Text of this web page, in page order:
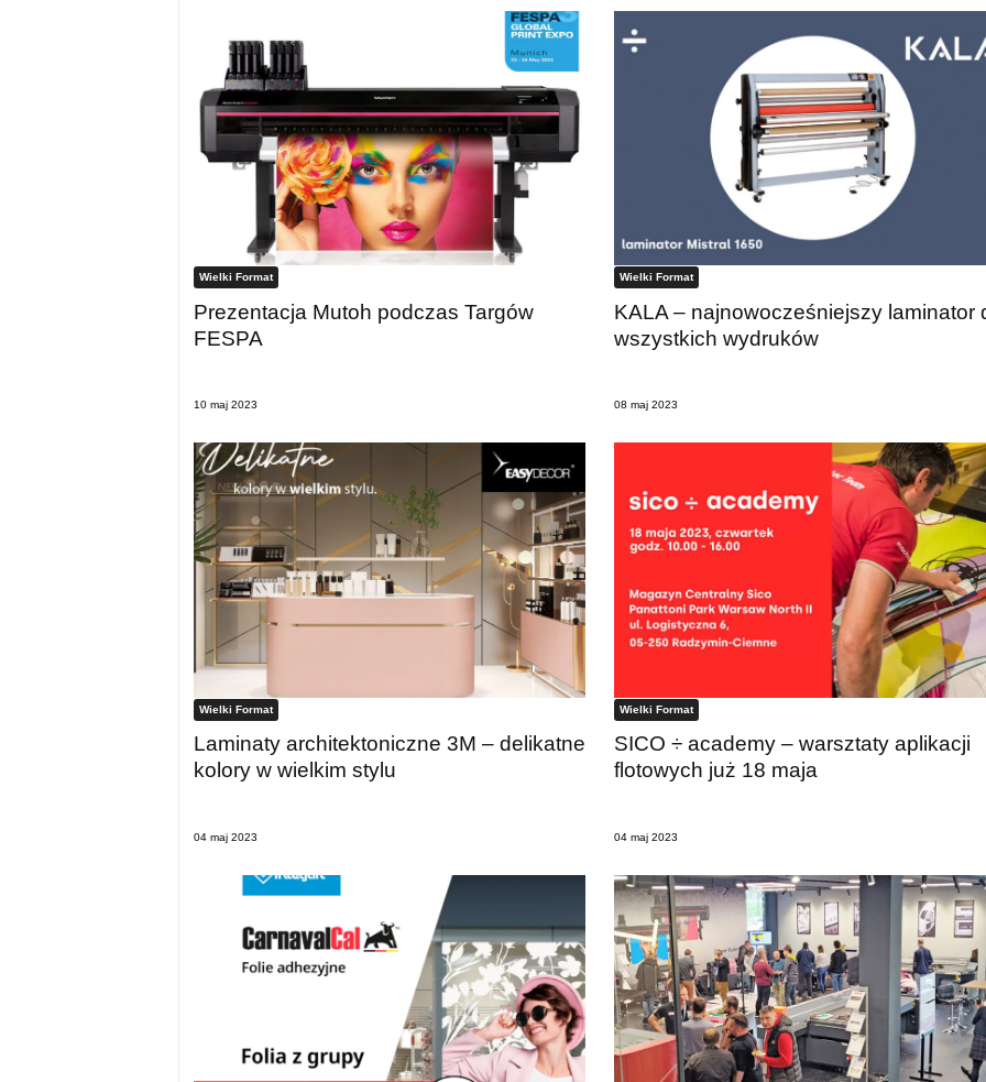
Wielki Format
Prezentacja Mutoh podczas Targów
FESPA
10 maj 2023
Wielki Format
KALA – najnowocześniejszy laminator
wszystkich wydruków
08 maj 2023
Wielki Format
Laminaty architektoniczne 3M – delikatne
kolory w wielkim stylu
04 maj 2023
Wielki Format
SICO ÷ academy – warsztaty aplikacji
flotowych już 18 maja
04 maj 2023